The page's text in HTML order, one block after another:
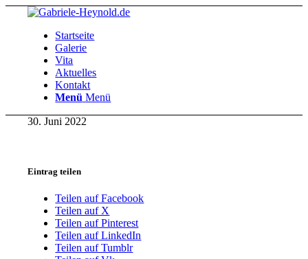
Startseite
Galerie
Vita
Aktuelles
Kontakt
Menü Menü
30. Juni 2022
Eintrag teilen
Teilen auf Facebook
Teilen auf X
Teilen auf Pinterest
Teilen auf LinkedIn
Teilen auf Tumblr